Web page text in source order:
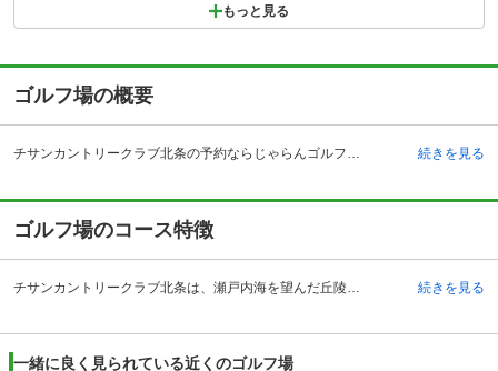
もっと見る
ゴルフ場の概要
チサンカントリークラブ北条の予約ならじゃらんゴルフ。カートの有無や利用税、キャンセル料、ナイター設備、駐車場などのコース情報はもちろん、口コミ、フォトギャラリーなどコースの難易度や攻略に役立つ情報充実、予約する度にポイントが貯まるのでお得にゴルフをお楽しみ頂けます。 愛媛県のチサンカントリークラブ北条は昭和59年11月に開場したコースで、瀬戸内海を見下ろす眺望の良いコースです。瀬戸内海気候によって、年間を通して温暖な気候の中、プレーすることができます。遠くには、高縄山の広大な景色も広がり、自然の恵みを感じることができます。車でアクセスする場合、松山自動車道・松山インターチェンジからはおよそ30キロメートル。また、松山市役所前から国道196号線を利用し、案内板に沿ってアクセスも可能です。電車の場合はJR予讃本線・伊予北条駅からおよそ8キロメートルの場所にあります。近隣には観光地としても名高い道後温泉もあるので、プレーついでに温泉に立ち寄る人も多いようです。レストランでは毎週、趣向をこらしたおすすめメニューが提案されており、訪れる度に新しいメニューを楽しめる他、売店では地元名産品をお土産に購入することもできます。 続きを見る
ゴルフ場のコース特徴
チサンカントリークラブ北条は、瀬戸内海を望んだ丘陵にあり、全体的にフラットでゆとりのあるレイアウトです。コースは海側のINコース、山側のOUTコースと表情の違う18ホールを楽しむことができます。瀬戸内海を見下ろす眺望がよく、温暖な気候の中、気持ちよくプレーすることができます。ロングホールが特に長いため、パワーヒッターは腕の見せ所が多いでしょう。加えて、グリーンも巧みなアンジュレーションで、戦略性が求められます。中でも、2番ホールは風の影響を受けやすく、注意が必要です。その他、INの10番は前方に瀬戸内海が望める景色のよいホールです。コース各所から、恵良山の三角山のてっぺんを垣間見ることができ、心和む景色を楽しめます。 続きを見る
一緒に良く見られている近くのゴルフ場